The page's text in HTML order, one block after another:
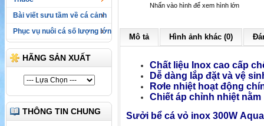
Bài viết sưu tầm về cá cảnh
Phục vụ nuôi cá số lượng lớn
HÃNG SẢN XUẤT
THÔNG TIN CHUNG
Nhấn vào hình để xem hình lớn
Mô tả Hình ảnh khác (0)
Chất liệu Inox cao cấp
Dễ dàng lắp đặt và vệ
Rơle nhiệt hoạt động
Chiết áp chỉnh nhiệt nằm
Sưởi bể cá vỏ inox 300W